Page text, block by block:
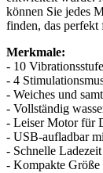
können Sie jedes
finden, das
Merkmale:
- 10
- 4
- Weiches und
- Vollständig
- Leiser Motor für
- USB-aufladbar
- Schnelle
- Kompakte